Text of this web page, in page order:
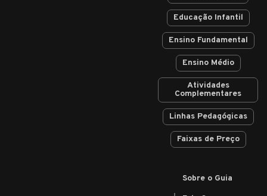
Educação Infantil
Ensino Fundamental
Ensino Médio
Atividades
Complementares
Linhas Pedagógicas
Faixas de Preço
Sobre o Guia